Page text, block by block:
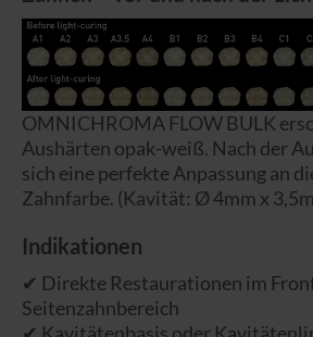
OMNICHROMA FLOW BULK
Aushärten opak-weiß. Nach der
sich eine perfekte Anpassung an
Zahnfarbe. (Kavität: Ø 4mm x
Indikationen
✔ Direkte Restaurationen im
Seitenzahnbereich